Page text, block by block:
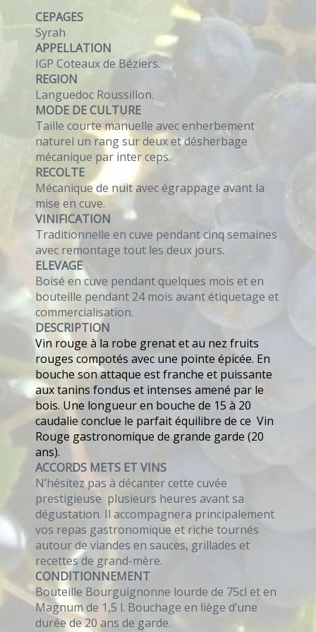
CEPAGES
Syrah
APPELLATION
IGP Coteaux de Béziers.
REGION
Languedoc Roussillon.
MODE DE CULTURE
Taille courte manuelle avec enherbement
naturel un rang sur deux et désherbage
mécanique par inter ceps.
RECOLTE
Mécanique de nuit avec égrappage avant la
mise en cuve.
VINIFICATION
Traditionnelle en cuve pendant cinq semaines
avec remontage tout les deux jours.
ELEVAGE
Boisé en cuve pendant quelques mois et en
bouteille pendant 24 mois avant étiquetage et
commercialisation.
DESCRIPTION
Vin rouge à la robe grenat et au nez fruits
rouges compotés avec une pointe épicée. En
bouche son attaque est franche et puissante
aux tanins fondus et intenses amené par le
bois. Une longueur en bouche de 15 à 20
caudalie conclue le parfait équilibre de ce Vin
Rouge gastronomique de grande garde (20
ans).
ACCORDS METS ET VINS
N’hésitez pas à décanter cette cuvée
prestigieuse plusieurs heures avant sa
dégustation. Il accompagnera principalement
vos repas gastronomique et riche tournés
autour de viandes en sauces, grillades et
recettes de grand-mère.
CONDITIONNEMENT
Bouteille Bourguignonne lourde de 75cl et en
Magnum de 1,5 l. Bouchage en liège d’une
durée de 20 ans de garde.